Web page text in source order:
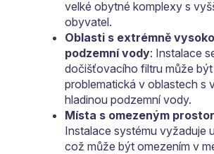
velké obytné komplexy s
obyvatel.
Oblasti s extrémně
podzemní vody: Instalace
dočišťovacího filtru může být
problematická v oblastech s
hladinou podzemní vody.
Místa s omezeným
Instalace systému vyžaduje
což může být omezením v